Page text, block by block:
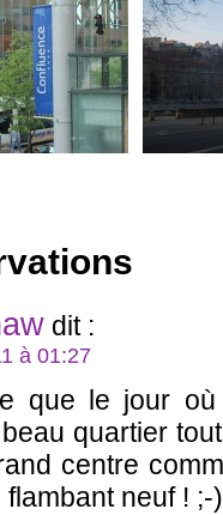
dit :
à 01:27
que le jour où
quartier
centre
neuf ! ;-)